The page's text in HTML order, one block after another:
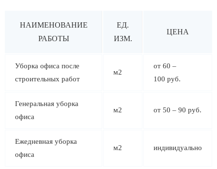
НАИМЕНОВАНИЕ
РАБОТЫ
ЕД.
ИЗМ.
ЦЕНА
Уборка офиса после
строительных работ
м2
от 60 –
100 руб.
Генеральная уборка
офиса
м2 от 50 – 90 руб.
Ежедневная уборка
офиса
м2 индивидуально